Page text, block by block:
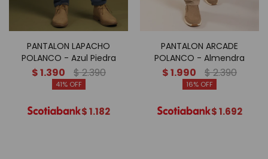
PANTALON LAPACHO
POLANCO - Azul Piedra
$1.390 $2.390
41
$1.182
PANTALON ARCADE
POLANCO - Almendra
$1.990 $2.390
16
$1.692